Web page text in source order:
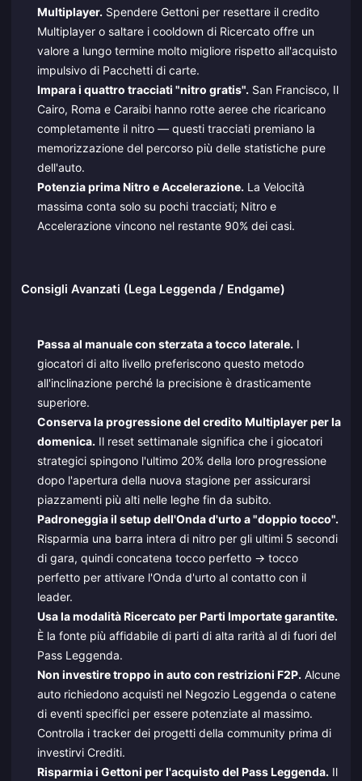
Multiplayer. Spendere Gettoni per resettare il credito
Multiplayer o saltare i cooldown di Ricercato offre un
valore a lungo termine molto migliore rispetto all'acquisto
impulsivo di Pacchetti di carte.
Impara i quattro tracciati "nitro gratis". San Francisco, Il
Cairo, Roma e Caraibi hanno rotte aeree che ricaricano
completamente il nitro — questi tracciati premiano la
memorizzazione del percorso più delle statistiche pure
dell'auto.
Potenzia prima Nitro e Accelerazione. La Velocità
massima conta solo su pochi tracciati; Nitro e
Accelerazione vincono nel restante 90% dei casi.
Consigli Avanzati (Lega Leggenda / Endgame)
Passa al manuale con sterzata a tocco laterale. I
giocatori di alto livello preferiscono questo metodo
all'inclinazione perché la precisione è drasticamente
superiore.
Conserva la progressione del credito Multiplayer per la
domenica. Il reset settimanale significa che i giocatori
strategici spingono l'ultimo 20% della loro progressione
dopo l'apertura della nuova stagione per assicurarsi
piazzamenti più alti nelle leghe fin da subito.
Padroneggia il setup dell'Onda d'urto a "doppio tocco".
Risparmia una barra intera di nitro per gli ultimi 5 secondi
di gara, quindi concatena tocco perfetto → tocco
perfetto per attivare l'Onda d'urto al contatto con il
leader.
Usa la modalità Ricercato per Parti Importate garantite.
È la fonte più affidabile di parti di alta rarità al di fuori del
Pass Leggenda.
Non investire troppo in auto con restrizioni F2P. Alcune
auto richiedono acquisti nel Negozio Leggenda o catene
di eventi specifici per essere potenziate al massimo.
Controlla i tracker dei progetti della community prima di
investirvi Crediti.
Risparmia i Gettoni per l'acquisto del Pass Leggenda. Il